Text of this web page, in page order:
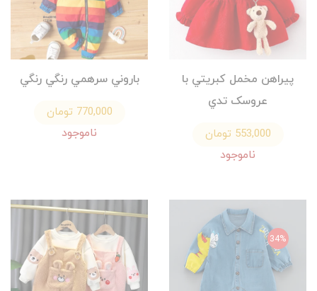
پيراهن مخمل كبريتي با
عروسک تدي
553,000 تومان
ناموجود
باروني سرهمي رنگي رنگي
770,000 تومان
ناموجود
34%